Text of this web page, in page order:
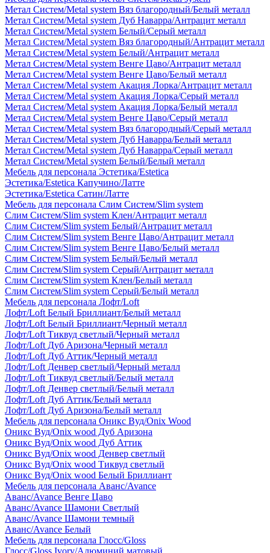
Метал Систем/Metal system Вяз благородный/Белый металл
Метал Систем/Metal system Дуб Наварра/Антрацит металл
Метал Систем/Metal system Белый/Серый металл
Метал Систем/Metal system Вяз благородный/Антрацит металл
Метал Систем/Metal system Белый/Антрацит металл
Метал Систем/Metal system Венге Цаво/Антрацит металл
Метал Систем/Metal system Венге Цаво/Белый металл
Метал Систем/Metal system Акация Лорка/Антрацит металл
Метал Систем/Metal system Акация Лорка/Серый металл
Метал Систем/Metal system Акация Лорка/Белый металл
Метал Систем/Metal system Венге Цаво/Серый металл
Метал Систем/Metal system Вяз благородный/Серый металл
Метал Систем/Metal system Дуб Наварра/Белый металл
Метал Систем/Metal system Дуб Наварра/Серый металл
Метал Систем/Metal system Белый/Белый металл
Мебель для персонала Эстетика/Estetica
Эстетика/Estetica Капучино/Латте
Эстетика/Estetica Сатин/Латте
Мебель для персонала Слим Систем/Slim system
Слим Систем/Slim system Клен/Антрацит металл
Слим Систем/Slim system Белый/Антрацит металл
Слим Систем/Slim system Венге Цаво/Антрацит металл
Слим Систем/Slim system Венге Цаво/Белый металл
Слим Систем/Slim system Белый/Белый металл
Слим Систем/Slim system Серый/Антрацит металл
Слим Систем/Slim system Клен/Белый металл
Слим Систем/Slim system Серый/Белый металл
Мебель для персонала Лофт/Loft
Лофт/Loft Белый Бриллиант/Белый металл
Лофт/Loft Белый Бриллиант/Черный металл
Лофт/Loft Тиквуд светлый/Черный металл
Лофт/Loft Дуб Аризона/Черный металл
Лофт/Loft Дуб Аттик/Черный металл
Лофт/Loft Денвер светлый/Черный металл
Лофт/Loft Тиквуд светлый/Белый металл
Лофт/Loft Денвер светлый/Белый металл
Лофт/Loft Дуб Аттик/Белый металл
Лофт/Loft Дуб Аризона/Белый металл
Мебель для персонала Оникс Вуд/Onix Wood
Оникс Вуд/Onix wood Дуб Аризона
Оникс Вуд/Onix wood Дуб Аттик
Оникс Вуд/Onix wood Денвер светлый
Оникс Вуд/Onix wood Тиквуд светлый
Оникс Вуд/Onix wood Белый Бриллиант
Мебель для персонала Аванс/Avance
Аванс/Avance Венге Цаво
Аванс/Avance Шамони Светлый
Аванс/Avance Шамони темный
Аванс/Avance Белый
Мебель для персонала Глосс/Gloss
Глосс/Gloss Ivory/Алюминий матовый